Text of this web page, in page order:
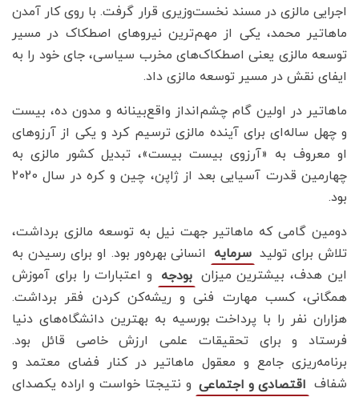
اجرایی مالزی در مسند نخست‌وزیری قرار گرفت. با روی کار آمدن
ماهاتیر محمد، یکی از مهم‌ترین نیروهای اصطکاک در مسیر
توسعه مالزی یعنی اصطکاک‌های مخرب سیاسی، جای خود را به
ایفای نقش در مسیر توسعه مالزی داد.
ماهاتیر در اولین گام چشم‌انداز واقع‌بینانه و مدون ده، بیست
و چهل ساله‌ای برای آینده مالزی ترسیم کرد و یکی از آرزو‌های
او معروف به «آرزوی بیست بیست»، تبدیل کشور مالزی به
چهارمین قدرت آسیایی بعد از ژاپن، چین و کره در سال 2020
بود.
دومین گامی که ماهاتیر جهت نیل به توسعه مالزی برداشت،
تلاش برای تولید سرمایه انسانی بهره‌ور بود. او برای رسیدن به
این هدف، بیشترین میزان بودجه و اعتبارات را برای آموزش
همگانی، کسب مهارت فنی و ریشه‌کن کردن فقر برداشت.
هزاران نفر را با پرداخت بورسیه به بهترین دانشگاه‌های دنیا
فرستاد و برای تحقیقات علمی ارزش خاصی قائل بود.
برنامه‌ریزی جامع و معقول ماهاتیر در کنار فضای معتمد و
شفاف اقتصادی و اجتماعی و نتیجتا خواست و اراده یکصدای